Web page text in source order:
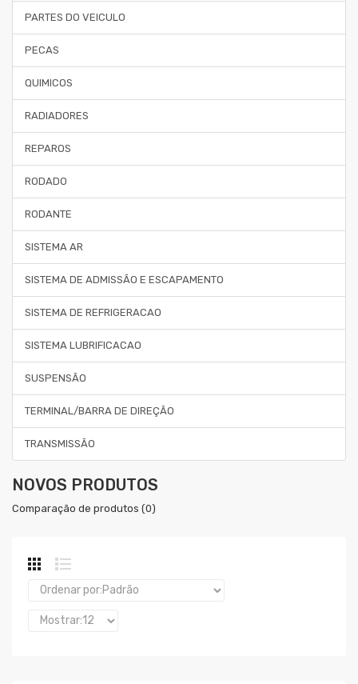
PARTES DO VEICULO
PECAS
QUIMICOS
RADIADORES
REPAROS
RODADO
RODANTE
SISTEMA AR
SISTEMA DE ADMISSÃO E ESCAPAMENTO
SISTEMA DE REFRIGERACAO
SISTEMA LUBRIFICACAO
SUSPENSÃO
TERMINAL/BARRA DE DIREÇÃO
TRANSMISSÃO
NOVOS PRODUTOS
Comparação de produtos (0)